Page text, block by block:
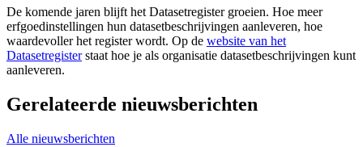
De komende jaren blijft het Datasetregister groeien. Hoe meer
erfgoedinstellingen hun datasetbeschrijvingen aanleveren, hoe
waardevoller het register wordt. Op de website van het
Datasetregisterstaat hoe je als organisatie datasetbeschrijvingen kunt
aanleveren.
Gerelateerde nieuwsberichten
Alle nieuwsberichten